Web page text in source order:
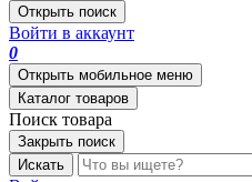
Открыть поиск
Войти в аккаунт
0
Открыть мобильное меню
Каталог товаров
Поиск товара
Закрыть поиск
Искать